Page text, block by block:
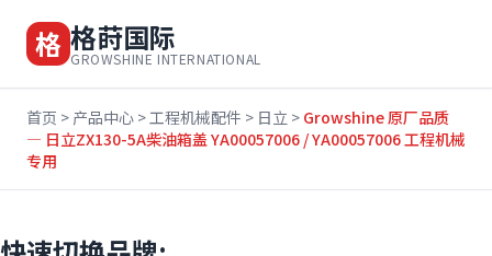
格 格莳国际
GROWSHINE INTERNATIONAL
首页 > 产品中心 >工程机械配件 > 日立 > Growshine 原厂品质
— 日立ZX130-5A柴油箱盖 YA00057006 / YA00057006 工程机械
专用